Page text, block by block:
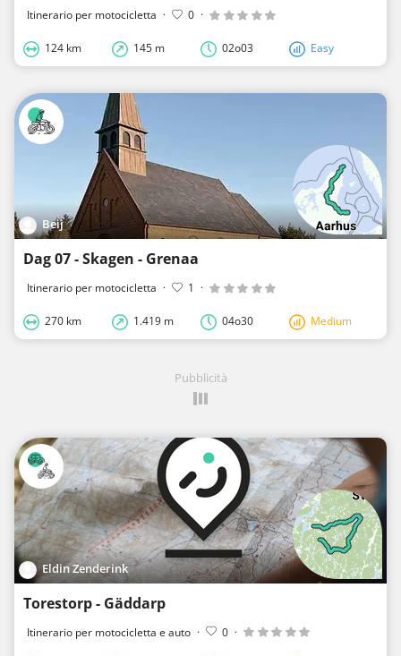
Itinerario per motocicletta · 0 ·
124 km 145 m 02o03 Easy
Beij
Dag 07 - Skagen - Grenaa
Itinerario per motocicletta · 1 ·
270 km 1.419 m 04o30 Medium
Pubblicità
Eldin Zenderink
Torestorp - Gäddarp
Itinerario per motocicletta e auto · 0 ·